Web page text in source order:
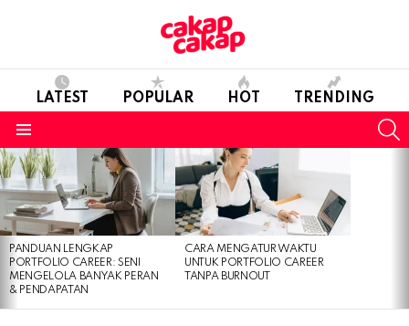
LATEST POPULAR HOT TRENDING
LATEST
STORIES
PANDUAN LENGKAP
PORTFOLIO CAREER: SENI
MENGELOLA BANYAK PERAN
& PENDAPATAN
CARA MENGATUR WAKTU
UNTUK PORTFOLIO CAREER
TANPA BURNOUT